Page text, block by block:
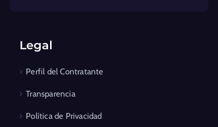
Legal
Perfil del Contratante
Transparencia
Política de Privacidad